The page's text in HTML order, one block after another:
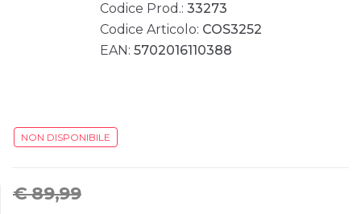
Codice Prod.: 33273
Codice Articolo: COS3252
EAN: 5702016110388
NON DISPONIBILE
€ 89,99